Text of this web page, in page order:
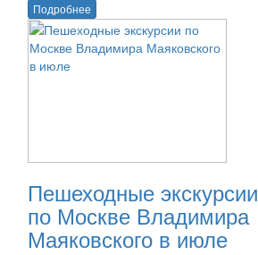
Подробнее
Пешеходные экскурсии
по Москве Владимира
Маяковского в июле